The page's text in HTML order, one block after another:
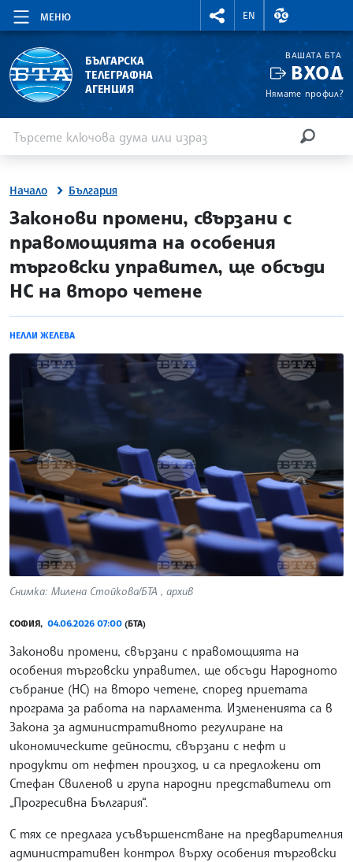
МЕНЮ
RIGHTMENU.SOCIAL
EN
ВАЛУТНИ
БЪЛГАРСКА
ТЕЛЕГРАФНА
АГЕНЦИЯ
ВАШАТА БТА
ВХОД
Нямате профил?
Начало България
site.bta
Законови промени, свързани с
правомощията на особения
търговски управител, ще обсъди
НС на второ четене
НЕЛЛИ ЖЕЛЕВА
Снимка: Милена Стойкова/БТА , архив
СОФИЯ, 04.06.2026 07:00 (БТА)
Законови промени, свързани с правомощията на
особения търговски управител, ще обсъди Народното
събрание (НС) на второ четене, според приетата
програма за работа на парламента. Измененията са в
Закона за административното регулиране на
икономическите дейности, свързани с нефт и
продукти от нефтен произход, и са предложени от
Стефан Свиленов и група народни представители от
„Прогресивна България“.
С тях се предлага усъвършенстване на предварителния
административен контрол върху особения търговски